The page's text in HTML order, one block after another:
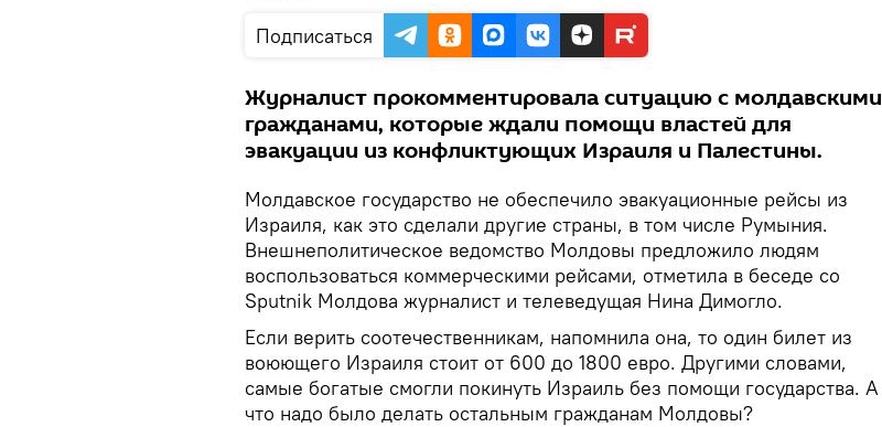
Подписаться
Журналист прокомментировала ситуацию с молдавскими
гражданами, которые ждали помощи властей для
эвакуации из конфликтующих Израиля и Палестины.
Молдавское государство не обеспечило эвакуационные рейсы из
Израиля, как это сделали другие страны, в том числе Румыния.
Внешнеполитическое ведомство Молдовы предложило людям
воспользоваться коммерческими рейсами, отметила в беседе со
Sputnik Молдова журналист и телеведущая Нина Димогло.
Если верить соотечественникам, напомнила она, то один билет из
воюющего Израиля стоит от 600 до 1800 евро. Другими словами,
самые богатые смогли покинуть Израиль без помощи государства. А
что надо было делать остальным гражданам Молдовы?